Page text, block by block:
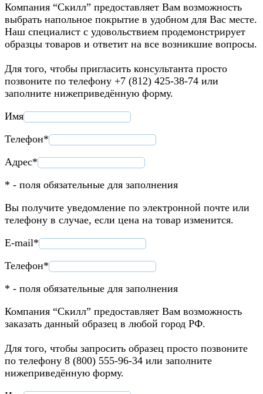
Компания “Скилл” предоставляет Вам возможность
выбрать напольное покрытие в удобном для Вас месте.
Наш специалист с удовольствием продемонстрирует
образцы товаров и ответит на все возникшие вопросы.
Для того, чтобы пригласить консультанта просто
позвоните по телефону +7 (812) 425-38-74 или
заполните нижеприведённую форму.
Имя
Телефон*
Адрес*
* - поля обязательные для заполнения
Вы получите уведомление по электронной почте или
телефону в случае, если цена на товар изменится.
E-mail*
Телефон*
* - поля обязательные для заполнения
Компания “Скилл” предоставляет Вам возможность
заказать данный образец в любой город РФ.
Для того, чтобы запросить образец просто позвоните
по телефону 8 (800) 555-96-34 или заполните
нижеприведённую форму.